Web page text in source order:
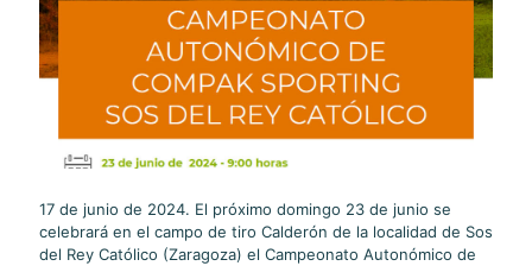
17 de junio de 2024. El próximo domingo 23 de junio se
celebrará en el campo de tiro Calderón de la localidad de Sos
del Rey Católico (Zaragoza) el Campeonato Autonómico de